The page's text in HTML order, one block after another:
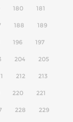
180 181
188 189
196 197
204 205
212 213
220 221
228 229